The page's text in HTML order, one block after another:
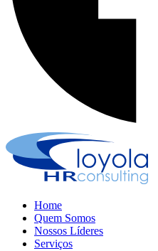
Home
Quem Somos
Nossos Líderes
Serviços